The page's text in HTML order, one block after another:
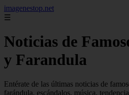
imagenestop.net
☰
Noticias de
y Farandula
Entérate de las últimas noticias de
farándula, escándalos, música,